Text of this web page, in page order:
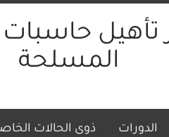
تأهيل حاسبات
المسلحة
الدورات ذوى الحالات